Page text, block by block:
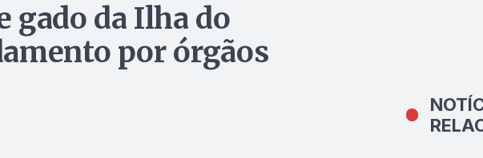
gado da Ilha do
por órgãos